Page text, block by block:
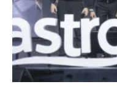
Boleh
Jika anda mempunyai
Pastikan ia diasah dan
masa, malah